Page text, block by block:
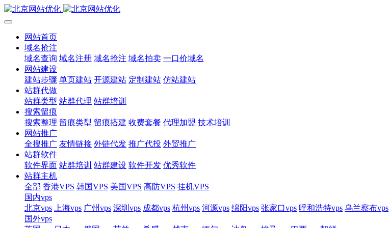
网站首页
域名抢注
域名查询 域名注册 域名抢注 域名拍卖 一口价域名
网站建设
建站步骤 单页建站 开源建站 定制建站 仿站建站
站群代做
站群类型 站群代理 站群培训
搜索留痕
搜索整理 留痕类型 留痕搭建 收费套餐 代理加盟 技术培训
网站推广
全搜推广 友情链接 外链代发 推广代投 外贸推广
站群软件
软件界面 站群培训 站群建设 软件开发 优秀软件
站群主机
全部 香港VPS 韩国VPS 美国VPS 高防VPS 挂机VPS
国内vps
北京vps
上海vps 广州vps 深圳vps 成都vps 杭州vps 河源vps 绵阳vps 张家口vps 呼和浩特vps 乌兰察布vps
国外vps